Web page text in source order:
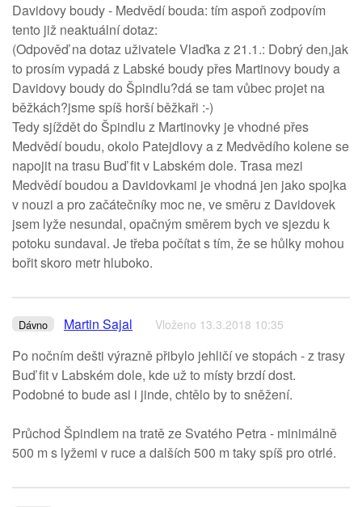
Davidovy boudy - Medvědí bouda: tím aspoň zodpovím
tento již neaktuální dotaz:
(Odpověď na dotaz uživatele Vlaďka z 21.1.: Dobrý den,jak
to prosím vypadá z Labské boudy přes Martinovy boudy a
Davidovy boudy do Špindlu?dá se tam vůbec projet na
běžkách?jsme spíš horší běžkaři :-)
Tedy sjíždět do Špindlu z Martinovky je vhodné přes
Medvědí boudu, okolo Patejdlovy a z Medvědího kolene se
napojit na trasu Buď fit v Labském dole. Trasa mezi
Medvědí boudou a Davidovkami je vhodná jen jako spojka
v nouzi a pro začátečníky moc ne, ve směru z Davidovek
jsem lyže nesundal, opačným směrem bych ve sjezdu k
potoku sundaval. Je třeba počítat s tím, že se hůlky mohou
bořit skoro metr hluboko.
Dávno Martin Sajal Vloženo 13.3.2018 10:35
Po nočním dešti výrazně přibylo jehličí ve stopách - z trasy
Buď fit v Labském dole, kde už to místy brzdí dost.
Podobné to bude asi i jinde, chtělo by to sněžení.
Průchod Špindlem na tratě ze Svatého Petra - minimálně
500 m s lyžemi v ruce a dalších 500 m taky spíš pro otrlé.